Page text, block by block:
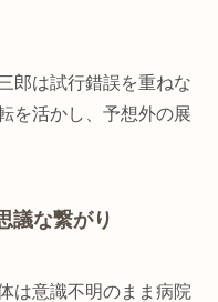
郎は試行錯誤を重ねな
を活かし、予想外の展
議な繋がり
は意識不明のまま病院